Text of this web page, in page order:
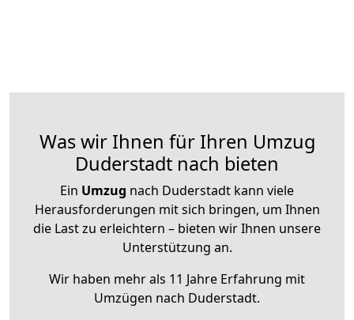
Was wir Ihnen für Ihren Umzug
Duderstadt nach bieten
Ein Umzug nach Duderstadt kann viele
Herausforderungen mit sich bringen, um Ihnen
die Last zu erleichtern – bieten wir Ihnen unsere
Unterstützung an.
Wir haben mehr als 11 Jahre Erfahrung mit
Umzügen nach Duderstadt.